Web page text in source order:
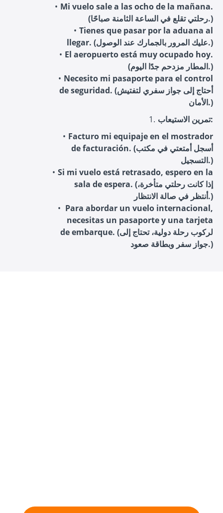
Mi vuelo sale a las ocho de la mañana.
(رحلتي تقلع في الساعة الثامنة صباحًا.)
Tienes que pasar por la aduana al
llegar. (عليك المرور بالجمارك عند الوصول.)
El aeropuerto está muy ocupado hoy.
(المطار مزدحم جدًا اليوم.)
Necesito mi pasaporte para el control
de seguridad. (أحتاج إلى جواز سفري لتفتيش
الأمان.)
تمرين الاستيعاب:
Facturo mi equipaje en el mostrador
de facturación. (أسجل أمتعتي في مكتب
التسجيل.)
Si mi vuelo está retrasado, espero en la
sala de espera. (إذا كانت رحلتي متأخرة،
أنتظر في صالة الانتظار.)
Para abordar un vuelo internacional,
necesitas un pasaporte y una tarjeta
de embarque. (لركوب رحلة دولية، تحتاج إلى
جواز سفر وبطاقة صعود.)